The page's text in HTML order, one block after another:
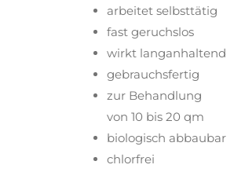
arbeitet selbsttätig
fast geruchslos
wirkt langanhaltend
gebrauchsfertig
zur Behandlung
von 10 bis 20 qm
biologisch abbaubar
chlorfrei